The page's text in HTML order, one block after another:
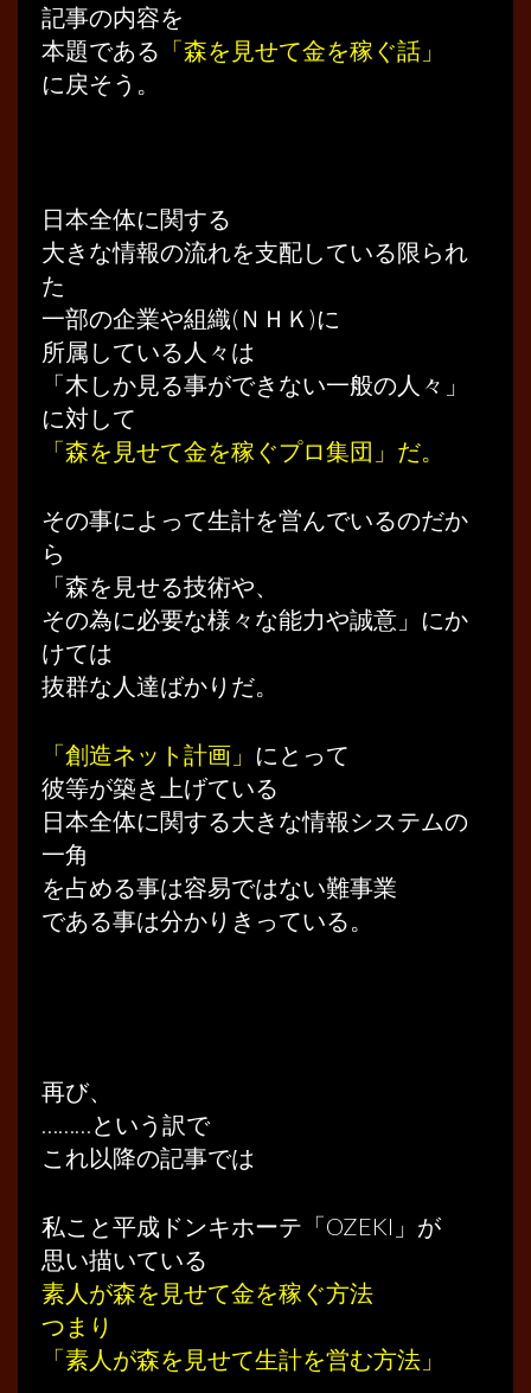
記事の内容を
本題である 「森を見せて金を稼ぐ話」
に戻そう。
日本全体に関する
大きな情報の流れを支配している限られ
た
一部の企業や組織(ＮＨＫ)に
所属している人々は
「木しか見る事ができない一般の人々」
に対して
「森を見せて金を稼ぐプロ集団」だ。
その事によって生計を営んでいるのだか
ら
「森を見せる技術や、
その為に必要な様々な能力や誠意」にか
けては
抜群な人達ばかりだ。
「創造ネット計画」 にとって
彼等が築き上げている
日本全体に関する大きな情報システムの
一角
を占める事は容易ではない難事業
である事は分かりきっている。
再び、
………という訳で
これ以降の記事では
私こと平成ドンキホーテ「OZEKI」が
思い描いている
素人が森を見せて金を稼ぐ方法
つまり
「素人が森を見せて生計を営む方法」